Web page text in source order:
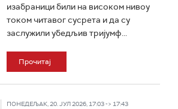
изабраници били на високом нивоу
током читавог сусрета и да су
заслужили убедљив тријумф...
Прочитај
ПОНЕДЕЉАК, 20. ЈУЛ 2026, 17:03 -> 17:43